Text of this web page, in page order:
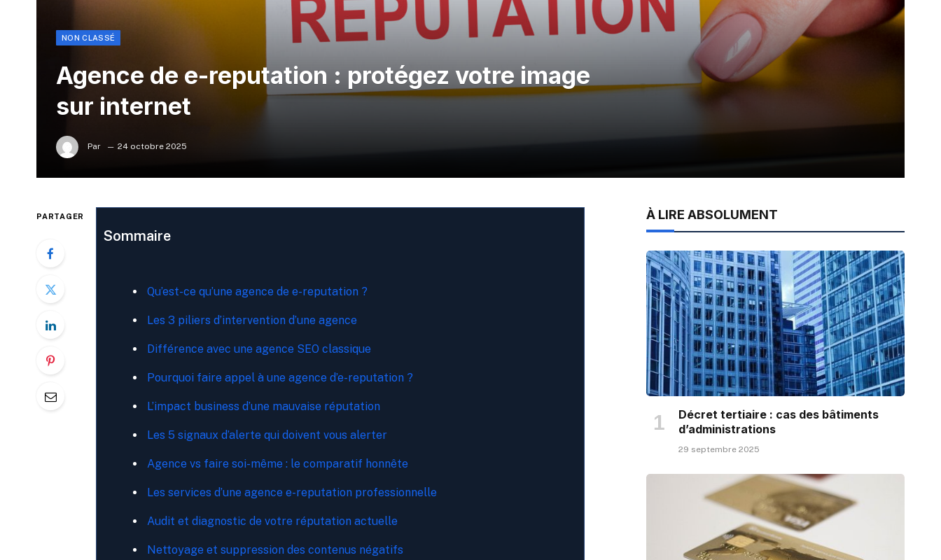
NON CLASSÉ
Agence de e-reputation : protégez votre image
sur internet
Par 24 octobre 2025
PARTAGER
Sommaire
Qu’est-ce qu’une agence de e-reputation ?
Les 3 piliers d’intervention d’une agence
Différence avec une agence SEO classique
Pourquoi faire appel à une agence d’e-reputation ?
L’impact business d’une mauvaise réputation
Les 5 signaux d’alerte qui doivent vous alerter
Agence vs faire soi-même : le comparatif honnête
Les services d’une agence e-reputation professionnelle
Audit et diagnostic de votre réputation actuelle
Nettoyage et suppression des contenus négatifs
À LIRE ABSOLUMENT
Décret tertiaire : cas des bâtiments
d’administrations
29 septembre 2025